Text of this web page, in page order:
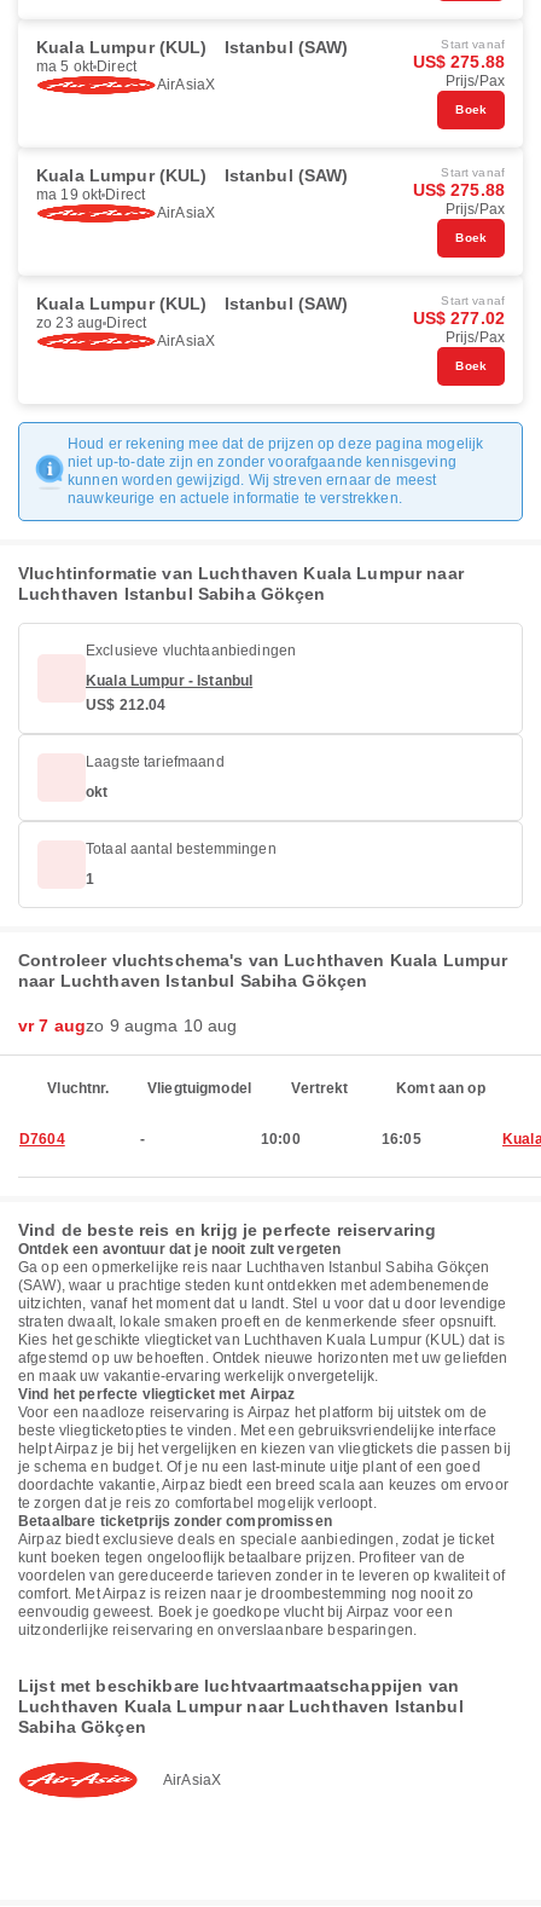
Kuala Lumpur (KUL) Istanbul (SAW)
ma 5 okt Direct
AirAsiaX
Start vanaf
US$ 275.88
Prijs/Pax
Boek
Kuala Lumpur (KUL) Istanbul (SAW)
ma 19 okt Direct
AirAsiaX
Start vanaf
US$ 275.88
Prijs/Pax
Boek
Kuala Lumpur (KUL) Istanbul (SAW)
zo 23 aug Direct
AirAsiaX
Start vanaf
US$ 277.02
Prijs/Pax
Boek
Houd er rekening mee dat de prijzen op deze pagina mogelijk
niet up-to-date zijn en zonder voorafgaande kennisgeving
kunnen worden gewijzigd. Wij streven ernaar de meest
nauwkeurige en actuele informatie te verstrekken.
Vluchtinformatie van Luchthaven Kuala Lumpur naar
Luchthaven Istanbul Sabiha Gökçen
Exclusieve vluchtaanbiedingen
Kuala Lumpur - Istanbul
US$ 212.04
Laagste tariefmaand
okt
Totaal aantal bestemmingen
1
Controleer vluchtschema's van Luchthaven Kuala Lumpur
naar Luchthaven Istanbul Sabiha Gökçen
vr 7 augzo 9 augma 10 aug
Vluchtnr. Vliegtuigmodel Vertrekt Komt aan op
D7604 - 10:00 16:05
Vind de beste reis en krijg je perfecte reiservaring
Ontdek een avontuur dat je nooit zult vergeten
Ga op een opmerkelijke reis naar Luchthaven Istanbul Sabiha Gökçen
(SAW), waar u prachtige steden kunt ontdekken met adembenemende
uitzichten, vanaf het moment dat u landt. Stel u voor dat u door levendige
straten dwaalt, lokale smaken proeft en de kenmerkende sfeer opsnuift.
Kies het geschikte vliegticket van Luchthaven Kuala Lumpur (KUL) dat is
afgestemd op uw behoeften. Ontdek nieuwe horizonten met uw geliefden
en maak uw vakantie-ervaring werkelijk onvergetelijk.
Vind het perfecte vliegticket met Airpaz
Voor een naadloze reiservaring is Airpaz het platform bij uitstek om de
beste vliegticketopties te vinden. Met een gebruiksvriendelijke interface
helpt Airpaz je bij het vergelijken en kiezen van vliegtickets die passen bij
je schema en budget. Of je nu een last-minute uitje plant of een goed
doordachte vakantie, Airpaz biedt een breed scala aan keuzes om ervoor
te zorgen dat je reis zo comfortabel mogelijk verloopt.
Betaalbare ticketprijs zonder compromissen
Airpaz biedt exclusieve deals en speciale aanbiedingen, zodat je ticket
kunt boeken tegen ongelooflijk betaalbare prijzen. Profiteer van de
voordelen van gereduceerde tarieven zonder in te leveren op kwaliteit of
comfort. Met Airpaz is reizen naar je droombestemming nog nooit zo
eenvoudig geweest. Boek je goedkope vlucht bij Airpaz voor een
uitzonderlijke reiservaring en onverslaanbare besparingen.
Lijst met beschikbare luchtvaartmaatschappijen van
Luchthaven Kuala Lumpur naar Luchthaven Istanbul
Sabiha Gökçen
AirAsiaX